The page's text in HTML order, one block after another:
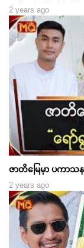
2 years ago
ဇာတိမြေမှာ ပကာ
2 years ago